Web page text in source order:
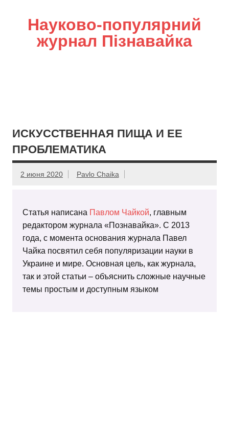
Науково-популярний
журнал Пізнавайка
ИСКУССТВЕННАЯ ПИЩА И ЕЕ
ПРОБЛЕМАТИКА
2 июня 2020 Pavlo Chaika
Статья написана Павлом Чайкой, главным
редактором журнала «Познавайка». С 2013
года, с момента основания журнала Павел
Чайка посвятил себя популяризации науки в
Украине и мире. Основная цель, как журнала,
так и этой статьи – объяснить сложные научные
темы простым и доступным языком